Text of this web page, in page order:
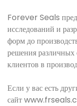
Forever Seals
исследований и
форм до
решения
клиентов в
Если у вас есть
сайт